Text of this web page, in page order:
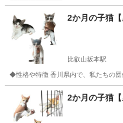
2か月の子猫
比叡山坂本駅
◆性格や特徴 香川県内で、私たちの
滋賀 大津市 比叡山坂本駅
2か月の子猫